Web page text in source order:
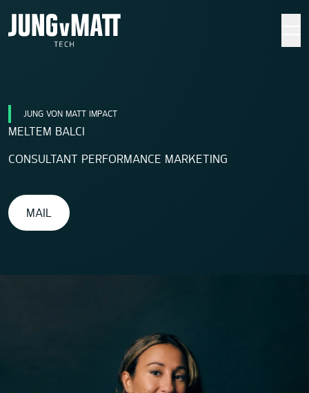
JUNG VON MATT IMPACT
MELTEM BALCI
CONSULTANT PERFORMANCE MARKETING
MAIL